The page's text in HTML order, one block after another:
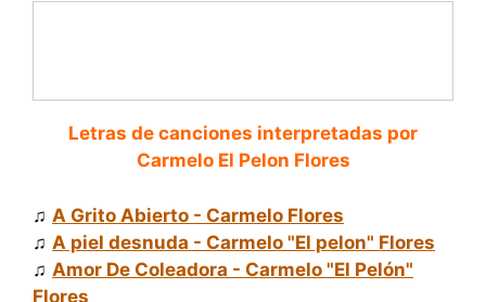
Letras de canciones interpretadas por
Carmelo El Pelon Flores
♫ A Grito Abierto - Carmelo Flores
♫ A piel desnuda - Carmelo "El pelon" Flores
♫ Amor De Coleadora - Carmelo "El Pelón"
Flores